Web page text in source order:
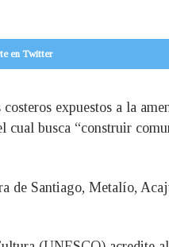
en Twitter
expuestos a la
busca “construir
de Santiago, Metalío,